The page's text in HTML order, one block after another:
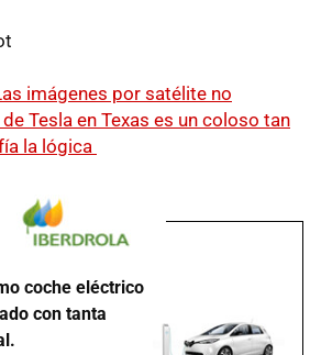
imágenes por satélite no
Tesla en Texas es un coloso tan
la lógica
coche eléctrico
con tanta